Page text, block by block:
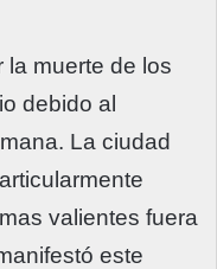
la muerte de los
debido al
La ciudad
valientes fuera
este